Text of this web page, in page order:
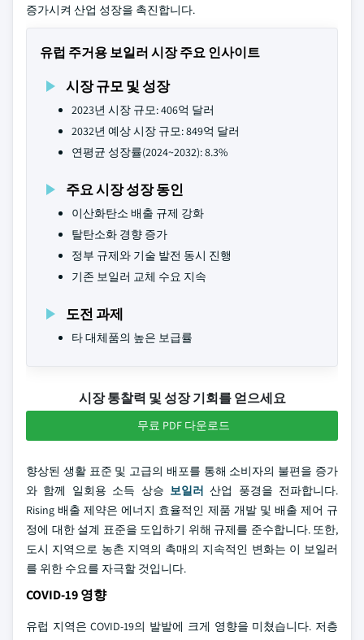
증가시켜 산업 성장을 촉진합니다.
유럽 주거용 보일러 시장 주요 인사이트
시장 규모 및 성장
2023년 시장 규모: 406억 달러
2032년 예상 시장 규모: 849억 달러
연평균 성장률(2024~2032): 8.3%
주요 시장 성장 동인
이산화탄소 배출 규제 강화
탈탄소화 경향 증가
정부 규제와 기술 발전 동시 진행
기존 보일러 교체 수요 지속
도전 과제
타 대체품의 높은 보급률
시장 통찰력 및 성장 기회를 얻으세요
무료 PDF 다운로드
향상된 생활 표준 및 고급의 배포를 통해 소비자의 불편을 증가
와 함께 일회용 소득 상승 보일러 산업 풍경을 전파합니다.
Rising 배출 제약은 에너지 효율적인 제품 개발 및 배출 제어 규
정에 대한 설계 표준을 도입하기 위해 규제를 준수합니다. 또한,
도시 지역으로 농촌 지역의 촉매의 지속적인 변화는 이 보일러
를 위한 수요를 자극할 것입니다.
COVID-19 영향
유럽 지역은 COVID-19의 발발에 크게 영향을 미쳤습니다. 저층